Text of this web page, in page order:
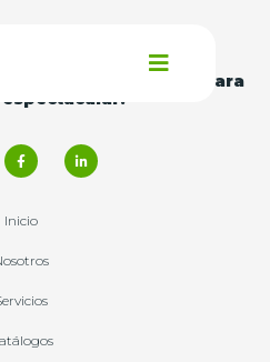
para
Inicio